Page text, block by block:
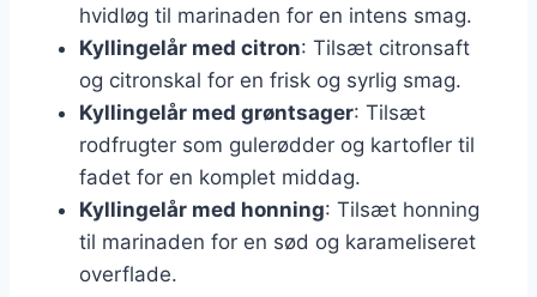
hvidløg til marinaden for en intens smag.
Kyllingelår med citron: Tilsæt citronsaft
og citronskal for en frisk og syrlig smag.
Kyllingelår med grøntsager: Tilsæt
rodfrugter som gulerødder og kartofler til
fadet for en komplet middag.
Kyllingelår med honning: Tilsæt honning
til marinaden for en sød og karameliseret
overflade.